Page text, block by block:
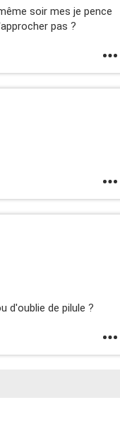
soir mes je pence
pas ?
d'oublie de pilule ?